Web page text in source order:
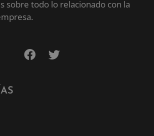
sobre todo lo relacionado con la